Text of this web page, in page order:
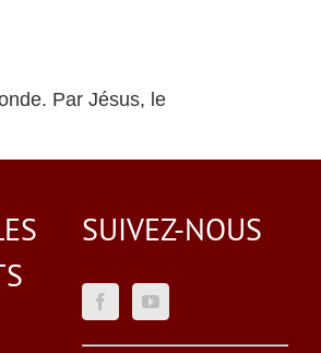
Par Jésus, le
SUIVEZ-NOUS